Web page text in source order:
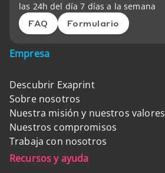
las 24h del día 7 días a la semana
FAQ Formulario
Empresa
Descubrir Exaprint
Sobre nosotros
Nuestra misión y nuestros valores
Nuestros compromisos
Trabaja con nosotros
Recursos y ayuda